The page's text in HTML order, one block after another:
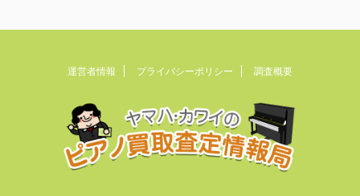
運営者情報 プライバシーポリシー 調査概要